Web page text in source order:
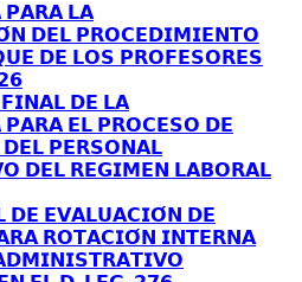
𝗟𝗔
𝗗𝗘𝗟 𝗣𝗥𝗢𝗖𝗘𝗗𝗜𝗠𝗜𝗘𝗡𝗧𝗢
𝗗𝗘 𝗟𝗢𝗦 𝗣𝗥𝗢𝗙𝗘𝗦𝗢𝗥𝗘𝗦
𝗗𝗘 𝗟𝗔
𝗘𝗟 𝗣𝗥𝗢𝗖𝗘𝗦𝗢 𝗗𝗘
𝗣𝗘𝗥𝗦𝗢𝗡𝗔𝗟
𝗗𝗘𝗟 𝗥𝗘𝗚𝗜𝗠𝗘𝗡 𝗟𝗔𝗕𝗢𝗥𝗔𝗟
𝗗𝗘 𝗘𝗩𝗔𝗟𝗨𝗔𝗖𝗜𝗢́𝗡 𝗗𝗘
𝗥𝗢𝗧𝗔𝗖𝗜𝗢́𝗡 𝗜𝗡𝗧𝗘𝗥𝗡𝗔